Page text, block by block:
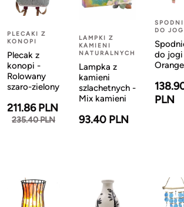
PLECAKI Z
KONOPI
Plecak z
konopi -
Rolowany
szaro-zielony
211.86 PLN
235.40 PLN
LAMPKI Z
KAMIENI
NATURALNYCH
Lampka z
kamieni
szlachetnych -
Mix kamieni
93.40 PLN
DO
do
Orange
PLN